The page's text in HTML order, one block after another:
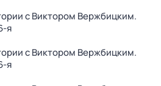
с Виктором Вержбицким.
я
с Виктором Вержбицким.
я